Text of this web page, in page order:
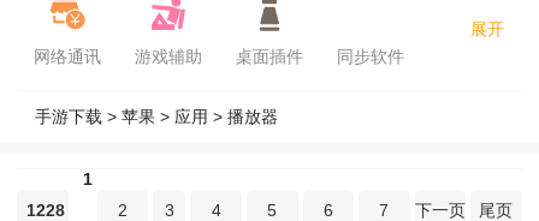
网络通讯 游戏辅助 桌面插件 同步软件
展开
手游下载 > 苹果> 应用 > 播放器
1228
1
2
3 4 5 6 7 下一页 尾页